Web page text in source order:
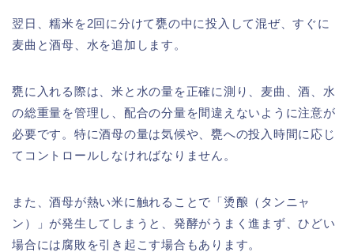
翌日、糯米を2回に分けて甕の中に投入して混ぜ、すぐに
麦曲と酒母、水を追加します。
甕に入れる際は、米と水の量を正確に測り、麦曲、酒、水
の総重量を管理し、配合の分量を間違えないように注意が
必要です。特に酒母の量は気候や、甕への投入時間に応じ
てコントロールしなければなりません。
また、酒母が熱い米に触れることで「烫酿（タンニャ
ン）」が発生してしまうと、発酵がうまく進まず、ひどい
場合には腐敗を引き起こす場合もあります。